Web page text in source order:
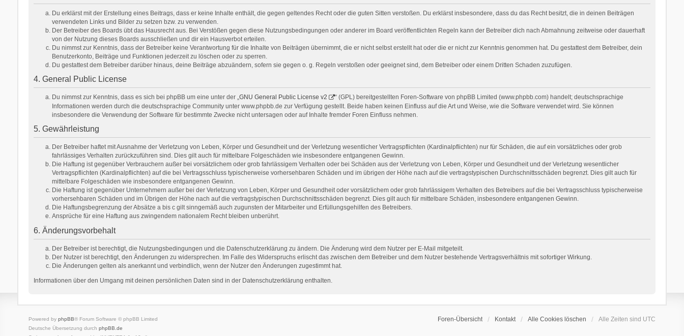
Du erklärst mit der Erstellung eines Beitrags, dass er keine Inhalte enthält, die gegen geltendes Recht oder die guten Sitten verstoßen. Du erklärst insbesondere, dass du das Recht besitzt, die in deinen Beiträgen
verwendeten Links und Bilder zu setzen bzw. zu verwenden.
Der Betreiber des Boards übt das Hausrecht aus. Bei Verstößen gegen diese Nutzungsbedingungen oder anderer im Board veröffentlichten Regeln kann der Betreiber dich nach Abmahnung zeitweise oder dauerhaft
von der Nutzung dieses Boards ausschließen und dir ein Hausverbot erteilen.
Du nimmst zur Kenntnis, dass der Betreiber keine Verantwortung für die Inhalte von Beiträgen übernimmt, die er nicht selbst erstellt hat oder die er nicht zur Kenntnis genommen hat. Du gestattest dem Betreiber, dein
Benutzerkonto, Beiträge und Funktionen jederzeit zu löschen oder zu sperren.
Du gestattest dem Betreiber darüber hinaus, deine Beiträge abzuändern, sofern sie gegen o. g. Regeln verstoßen oder geeignet sind, dem Betreiber oder einem Dritten Schaden zuzufügen.
4. General Public License
Du nimmst zur Kenntnis, dass es sich bei phpBB um eine unter der „GNU General Public License v2
“ (GPL) bereitgestellten Foren-Software von phpBB Limited (www.phpbb.com) handelt; deutschsprachige
Informationen werden durch die deutschsprachige Community unter www.phpbb.de zur Verfügung gestellt. Beide haben keinen Einfluss auf die Art und Weise, wie die Software verwendet wird. Sie können
insbesondere die Verwendung der Software für bestimmte Zwecke nicht untersagen oder auf Inhalte fremder Foren Einfluss nehmen.
5. Gewährleistung
Der Betreiber haftet mit Ausnahme der Verletzung von Leben, Körper und Gesundheit und der Verletzung wesentlicher Vertragspflichten (Kardinalpflichten) nur für Schäden, die auf ein vorsätzliches oder grob
fahrlässiges Verhalten zurückzuführen sind. Dies gilt auch für mittelbare Folgeschäden wie insbesondere entgangenen Gewinn.
Die Haftung ist gegenüber Verbrauchern außer bei vorsätzlichem oder grob fahrlässigem Verhalten oder bei Schäden aus der Verletzung von Leben, Körper und Gesundheit und der Verletzung wesentlicher
Vertragspflichten (Kardinalpflichten) auf die bei Vertragsschluss typischerweise vorhersehbaren Schäden und im übrigen der Höhe nach auf die vertragstypischen Durchschnittsschäden begrenzt. Dies gilt auch für
mittelbare Folgeschäden wie insbesondere entgangenen Gewinn.
Die Haftung ist gegenüber Unternehmern außer bei der Verletzung von Leben, Körper und Gesundheit oder vorsätzlichem oder grob fahrlässigem Verhalten des Betreibers auf die bei Vertragsschluss typischerweise
vorhersehbaren Schäden und im Übrigen der Höhe nach auf die vertragstypischen Durchschnittsschäden begrenzt. Dies gilt auch für mittelbare Schäden, insbesondere entgangenen Gewinn.
Die Haftungsbegrenzung der Absätze a bis c gilt sinngemäß auch zugunsten der Mitarbeiter und Erfüllungsgehilfen des Betreibers.
Ansprüche für eine Haftung aus zwingendem nationalem Recht bleiben unberührt.
6. Änderungsvorbehalt
Der Betreiber ist berechtigt, die Nutzungsbedingungen und die Datenschutzerklärung zu ändern. Die Änderung wird dem Nutzer per E-Mail mitgeteilt.
Der Nutzer ist berechtigt, den Änderungen zu widersprechen. Im Falle des Widerspruchs erlischt das zwischen dem Betreiber und dem Nutzer bestehende Vertragsverhältnis mit sofortiger Wirkung.
Die Änderungen gelten als anerkannt und verbindlich, wenn der Nutzer den Änderungen zugestimmt hat.
Informationen über den Umgang mit deinen persönlichen Daten sind in der Datenschutzerklärung enthalten.
Foren-Übersicht Kontakt Alle Cookies löschen Alle Zeiten sind UTC
Powered by phpBB® Forum Software © phpBB Limited
Deutsche Übersetzung durch phpBB.de